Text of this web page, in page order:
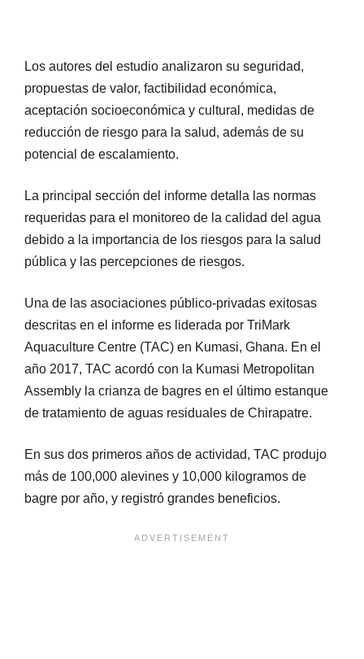
Los autores del estudio analizaron su seguridad,
propuestas de valor, factibilidad económica,
aceptación socioeconómica y cultural, medidas de
reducción de riesgo para la salud, además de su
potencial de escalamiento.
La principal sección del informe detalla las normas
requeridas para el monitoreo de la calidad del agua
debido a la importancia de los riesgos para la salud
pública y las percepciones de riesgos.
Una de las asociaciones público-privadas exitosas
descritas en el informe es liderada por TriMark
Aquaculture Centre (TAC) en Kumasi, Ghana. En el
año 2017, TAC acordó con la Kumasi Metropolitan
Assembly la crianza de bagres en el último estanque
de tratamiento de aguas residuales de Chirapatre.
En sus dos primeros años de actividad, TAC produjo
más de 100,000 alevines y 10,000 kilogramos de
bagre por año, y registró grandes beneficios.